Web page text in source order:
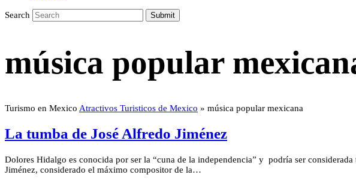
Search Submit
música popular
Turismo en Mexico Atractivos Turisticos de Mexico » música popular mexicana
La tumba de José Alfredo Jiménez
Dolores Hidalgo es conocida por ser la “cuna de la independencia” y podría ser
Jiménez, considerado el máximo compositor de la…